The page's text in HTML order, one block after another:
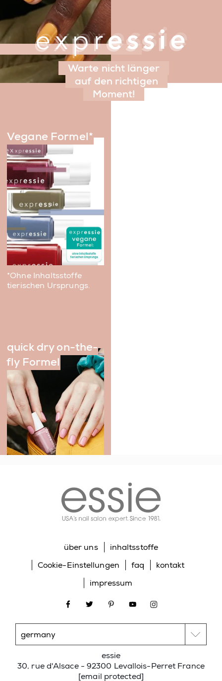
Warte nicht länger
auf den richtigen
Moment!
Vegane Formel*
*Ohne Inhaltsstoffe
tierischen Ursprungs.
quick dry on-the-
fly Formel
Farbe & Glanz in nur
einem Schritt. Trockene
Nägel in einer Minute.
Vegane 8-Free Formel
Unser erster
angewinkelter
Speedpinsel
über uns
inhaltsstoffe
Cookie-Einstellungen
faq
kontakt
impressum
facebooktwitter pinterestyoutubeinstagram
essie
30, rue d'Alsace - 92300 Levallois-Perret France
[email protected]